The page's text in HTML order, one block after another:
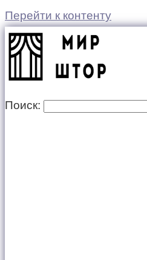
Перейти к контенту
Поиск: